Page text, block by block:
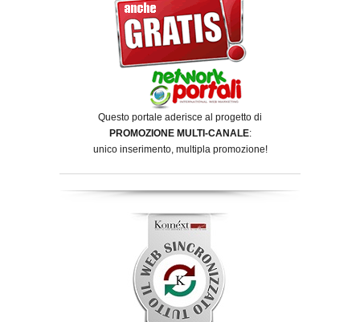
Questo portale aderisce al progetto di
PROMOZIONE MULTI-CANALE:
unico inserimento, multipla promozione!